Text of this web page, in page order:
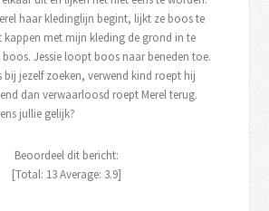
haar kledinglijn begint, lijkt ze boos te
kappen met mijn kleding de grond in te
Jessie loopt boos naar beneden toe.
bij jezelf zoeken, verwend kind roept hij
dan verwaarloosd roept Merel terug.
jullie gelijk?
Beoordeel dit bericht:
[Total: 13Average: 3.9]